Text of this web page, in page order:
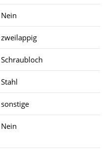
Nein
zweilappig
Schraubloch
Stahl
sonstige
Nein